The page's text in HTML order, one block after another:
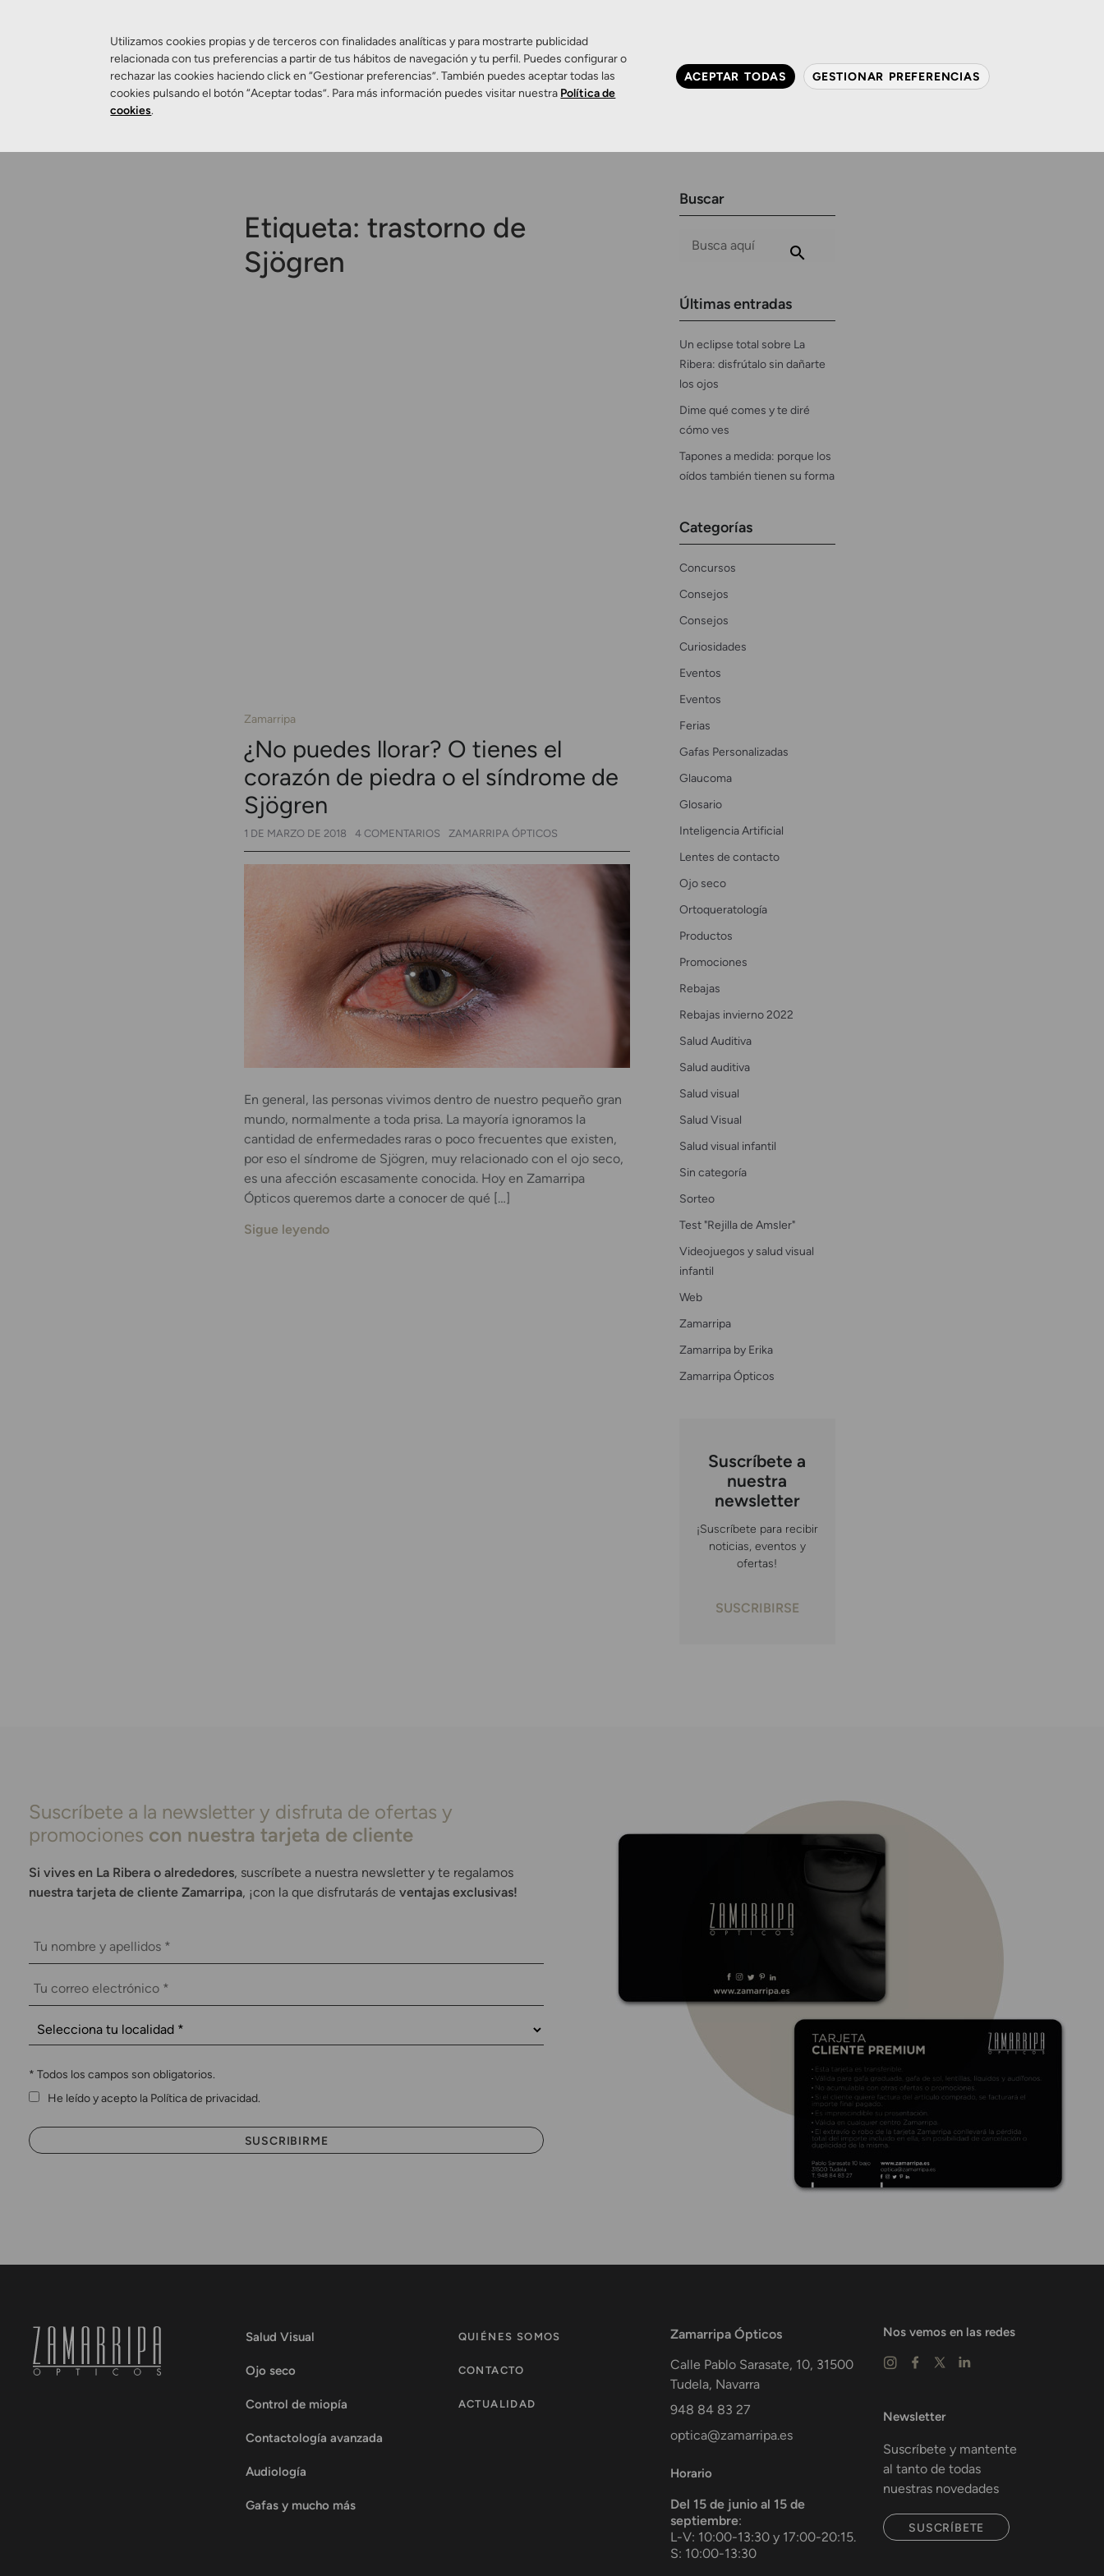
Salud Visual Ojo seco Control de miopía Contactología avanzada Audiología Gafas y mucho más
Etiqueta: trastorno de
Sjögren
Zamarripa
¿No puedes llorar? O tienes el
corazón de piedra o el síndrome de
Sjögren
1 DE MARZO DE 2018 4 COMENTARIOS ZAMARRIPA ÓPTICOS
En general, las personas vivimos dentro de nuestro pequeño gran
mundo, normalmente a toda prisa. La mayoría ignoramos la
cantidad de enfermedades raras o poco frecuentes que existen,
por eso el síndrome de Sjögren, muy relacionado con el ojo seco,
es una afección escasamente conocida. Hoy en Zamarripa
Ópticos queremos darte a conocer de qué […]
Sigue leyendo
Buscar
Últimas entradas
Un eclipse total sobre La
Ribera: disfrútalo sin dañarte
los ojos
Dime qué comes y te diré
cómo ves
Tapones a medida: porque los
oídos también tienen su forma
Categorías
Concursos
Consejos
Consejos
Curiosidades
Eventos
Eventos
Ferias
Gafas Personalizadas
Glaucoma
Glosario
Inteligencia Artificial
Lentes de contacto
Ojo seco
Ortoqueratología
Productos
Promociones
Rebajas
Rebajas invierno 2022
Salud Auditiva
Salud auditiva
Salud visual
Salud Visual
Salud visual infantil
Sin categoría
Sorteo
Test "Rejilla de Amsler"
Videojuegos y salud visual
infantil
Web
Zamarripa
Zamarripa by Erika
Zamarripa Ópticos
Suscríbete a
nuestra
newsletter
¡Suscríbete para recibir
noticias, eventos y
ofertas!
SUSCRIBIRSE
Suscríbete a la newsletter y disfruta de ofertas y
promociones con nuestra tarjeta de cliente
Si vives en La Ribera o alrededores, suscríbete a nuestra newsletter y te regalamos
nuestra tarjeta de cliente Zamarripa, ¡con la que disfrutarás de ventajas exclusivas!
* Todos los campos son obligatorios.
He leído y acepto la Política de privacidad.
Salud Visual
Ojo seco
Control de miopía
Contactología avanzada
Audiología
Gafas y mucho más
QUIÉNES SOMOS
CONTACTO
ACTUALIDAD
Zamarripa Ópticos
Calle Pablo Sarasate, 10, 31500
Tudela, Navarra
948 84 83 27
optica@zamarripa.es
Horario
Del 15 de junio al 15 de
septiembre:
L-V: 10:00-13:30 y 17:00-20:15.
S: 10:00-13:30
Nos vemos en las redes
Newsletter
Suscríbete y mantente
al tanto de todas
nuestras novedades
SUSCRÍBETE
Utilizamos cookies propias y de terceros con finalidades analíticas y para mostrarte publicidad
relacionada con tus preferencias a partir de tus hábitos de navegación y tu perfil. Puedes configurar o
rechazar las cookies haciendo click en “Gestionar preferencias”. También puedes aceptar todas las
cookies pulsando el botón “Aceptar todas”. Para más información puedes visitar nuestra Política de
cookies.
ACEPTAR TODAS GESTIONAR PREFERENCIAS